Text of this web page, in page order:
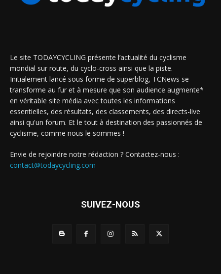
Le site TODAYCYCLING présente l’actualité du cyclisme
mondial sur route, du cyclo-cross ainsi que la piste.
Initialement lancé sous forme de superblog, TCNews se
transforme au fur et à mesure que son audience augmente*
en véritable site média avec toutes les informations
essentielles, des résultats, des classements, des directs-live
ainsi qu'un forum. Et le tout à destination des passionnés de
cyclisme, comme nous le sommes !
Envie de rejoindre notre rédaction ? Contactez-nous :
contact@todaycycling.com
SUIVEZ-NOUS